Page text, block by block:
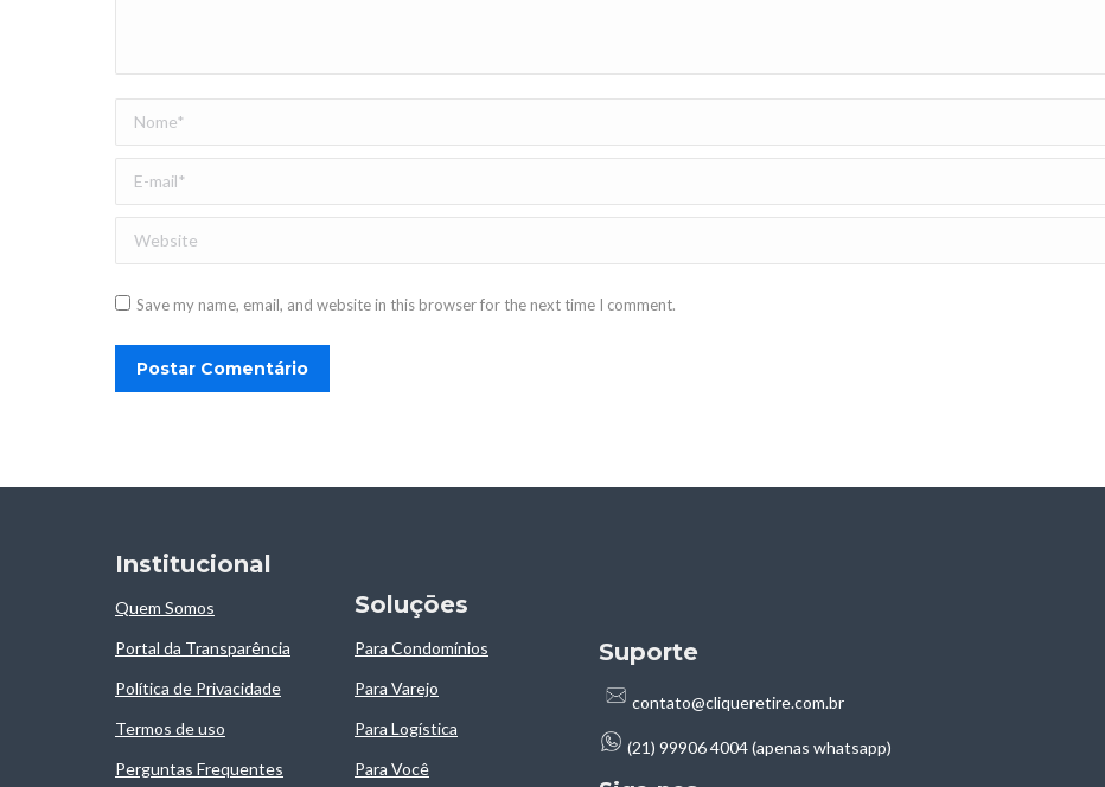
Nome *
E-mail *
Website
Save my name, email, and website in this browser for the next time I comment.
Postar Comentário
Institucional
Quem Somos
Portal da Transparência
Política de Privacidade
Termos de uso
Perguntas Frequentes
Soluçōes
Para Condomínios
Para Varejo
Para Logística
Para Você
Suporte
contato@cliqueretire.com.br
(21) 99906 4004 (apenas whatsapp)